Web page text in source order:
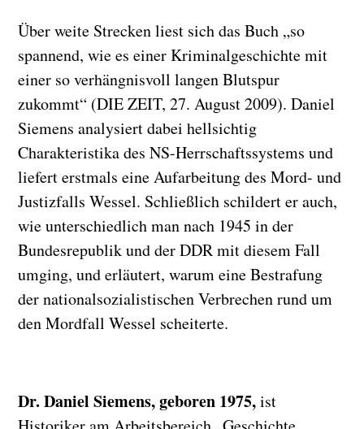
Über weite Strecken liest sich das Buch „so
spannend, wie es einer Kriminalgeschichte mit
einer so verhängnisvoll langen Blutspur
zukommt“ (DIE ZEIT, 27. August 2009). Daniel
Siemens analysiert dabei hellsichtig
Charakteristika des NS-Herrschaftssystems und
liefert erstmals eine Aufarbeitung des Mord- und
Justizfalls Wessel. Schließlich schildert er auch,
wie unterschiedlich man nach 1945 in der
Bundesrepublik und der DDR mit diesem Fall
umging, und erläutert, warum eine Bestrafung
der nationalsozialistischen Verbrechen rund um
den Mordfall Wessel scheiterte.
Dr. Daniel Siemens, geboren 1975, ist